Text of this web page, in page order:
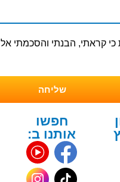
קראתי, הבנתי והסכמתי אל
שליחה
חפשו
אותנו ב: